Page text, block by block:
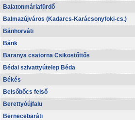
Balatonmáriafürdő
Balmazújváros (Kadarcs-Karácsonyfoki-cs.)
Bánhorváti
Bánk
Baranya csatorna Csikostőttős
Bédai szivattyútelep Béda
Békés
Belsőbőcs felső
Berettyóújfalu
Bernecebaráti